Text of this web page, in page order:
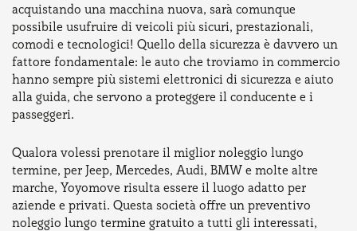
acquistando una macchina nuova, sarà comunque
possibile usufruire di veicoli più sicuri, prestazionali,
comodi e tecnologici! Quello della sicurezza è davvero un
fattore fondamentale: le auto che troviamo in commercio
hanno sempre più sistemi elettronici di sicurezza e aiuto
alla guida, che servono a proteggere il conducente e i
passeggeri.
Qualora volessi prenotare il miglior noleggio lungo
termine, per Jeep, Mercedes, Audi, BMW e molte altre
marche, Yoyomove risulta essere il luogo adatto per
aziende e privati. Questa società offre un preventivo
noleggio lungo termine gratuito a tutti gli interessati,